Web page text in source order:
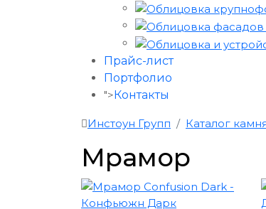
Прайс-лист
Портфолио
">Контакты
Инстоун Групп Каталог
Мрамор